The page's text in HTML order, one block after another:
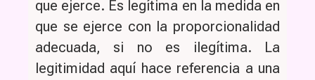
que ejerce. Es legítima en la medida en
que se ejerce con la proporcionalidad
adecuada, si no es ilegítima. La
legitimidad aquí hace referencia a una